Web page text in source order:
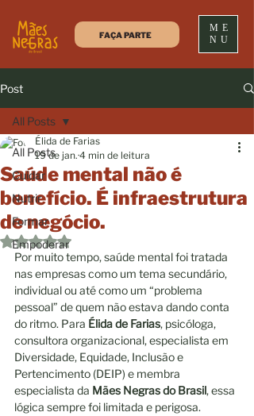
FAÇA PARTE
ME
NU
Post
All Posts
Cuidar
Nutrir
Formar
Empoderar
All Posts
Saúde mental não é
benefício. É infraestrutura
de negócio.
Élida de Farias
19 de jan. 4 min de leitura
Avaliado com NaN de 5 estrelas.
Por muito tempo, saúde mental foi tratada
nas empresas como um tema secundário,
individual ou até como um “problema
pessoal” de quem não estava dando conta
do ritmo. Para Élida de Farias, psicóloga,
consultora organizacional, especialista em
Diversidade, Equidade, Inclusão e
Pertencimento (DEIP) e membra
especialista da Mães Negras do Brasil, essa
lógica sempre foi limitada e perigosa.